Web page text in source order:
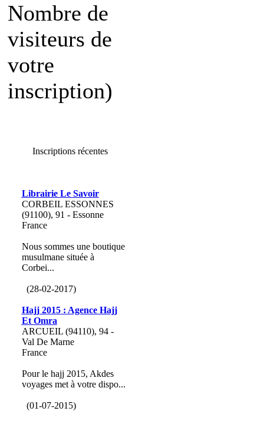
Nombre de
visiteurs de
votre
inscription)
Inscriptions récentes
Librairie Le Savoir
CORBEIL ESSONNES
(91100), 91 - Essonne
France
Nous sommes une boutique
musulmane située à
Corbei...
(28-02-2017)
Hajj 2015 : Agence Hajj
Et Omra
ARCUEIL (94110), 94 -
Val De Marne
France
Pour le hajj 2015, Akdes
voyages met à votre dispo...
(01-07-2015)